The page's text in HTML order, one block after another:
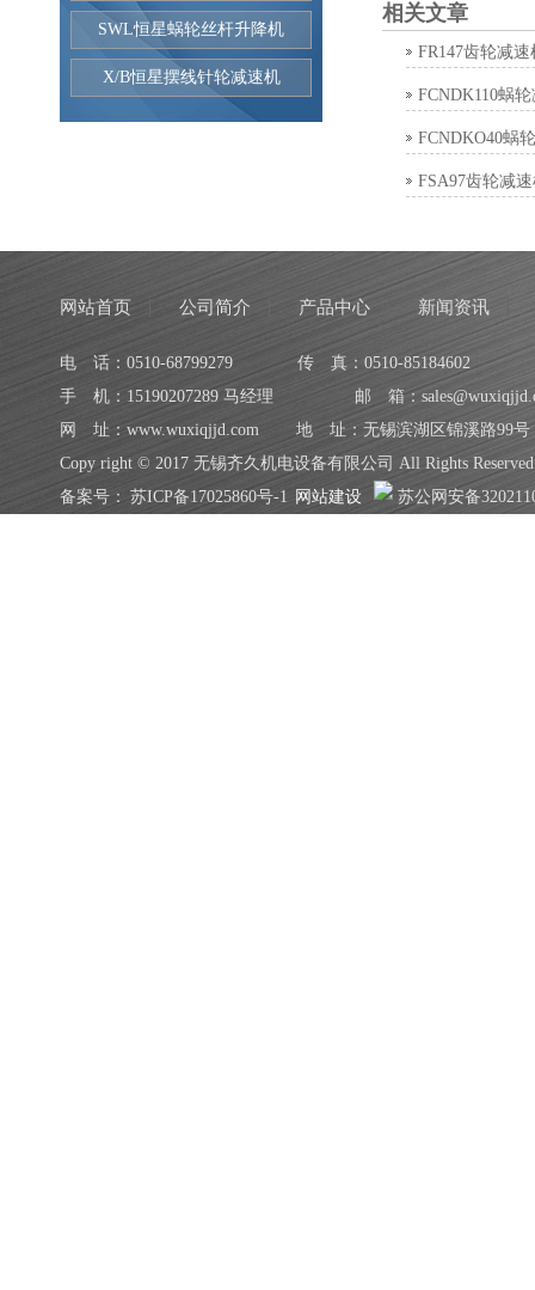
SWL恒星蜗轮丝杆升降机
X/B恒星摆线针轮减速机
相关文章
FR147齿轮减速
FCNDK110蜗
FCNDKO40蜗
FSA97齿轮减
网站首页 公司简介 产品中心 新闻资讯
电 话：0510-68799279
传 真：0510-85184602
手 机：15190207289 马经理
邮 箱：
网 址：www.wuxiqjjd.com
地 址：无锡滨湖区锦溪路99号
Copy right © 2017 无锡齐久机电设备有限公司 All Rights Reserved
备案号： 苏ICP备17025860号-1 网站建设 苏公网安备